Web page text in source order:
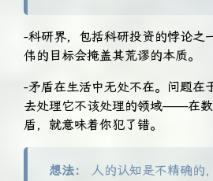
-科研界，包括科研投资的悖论之
伟的目标会掩盖其荒谬的本质。
-矛盾在生活中无处不在。问题在
去处理它不该处理的领域——在
盾，就意味着你犯了错。
想法：
人的认知是不精确的